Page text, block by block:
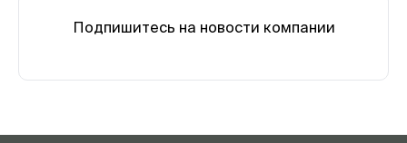
Подпишитесь на новости компании